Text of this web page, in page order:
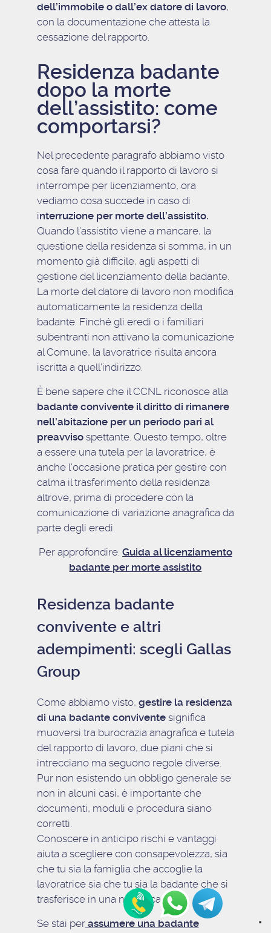
dell’immobile o dall’ex datore di lavoro,
con la documentazione che attesta la
cessazione del rapporto.
Residenza badante
dopo la morte
dell’assistito: come
comportarsi?
Nel precedente paragrafo abbiamo visto
cosa fare quando il rapporto di lavoro si
interrompe per licenziamento, ora
vediamo cosa succede in caso di
interruzione per morte dell’assistito.
Quando l’assistito viene a mancare, la
questione della residenza si somma, in un
momento già difficile, agli aspetti di
gestione del licenziamento della badante.
La morte del datore di lavoro non modifica
automaticamente la residenza della
badante. Finché gli eredi o i familiari
subentranti non attivano la comunicazione
al Comune, la lavoratrice risulta ancora
iscritta a quell’indirizzo.
È bene sapere che il CCNL riconosce alla
badante convivente il diritto di rimanere
nell’abitazione per un periodo pari al
preavvisospettante. Questo tempo, oltre
a essere una tutela per la lavoratrice, è
anche l’occasione pratica per gestire con
calma il trasferimento della residenza
altrove, prima di procedere con la
comunicazione di variazione anagrafica da
parte degli eredi.
Per approfondire: Guida al licenziamento
badante per morte assistito
Residenza badante
convivente e altri
adempimenti: scegli Gallas
Group
Come abbiamo visto, gestire la residenza
di una badante conviventesignifica
muoversi tra burocrazia anagrafica e tutela
del rapporto di lavoro, due piani che si
intrecciano ma seguono regole diverse.
Pur non esistendo un obbligo generale se
non in alcuni casi, è importante che
documenti, moduli e procedura siano
corretti.
Conoscere in anticipo rischi e vantaggi
aiuta a scegliere con consapevolezza, sia
che tu sia la famiglia che accoglie la
lavoratrice sia che tu sia la badante che si
trasferisce in una nuova casa.
Se stai perassumere una badante